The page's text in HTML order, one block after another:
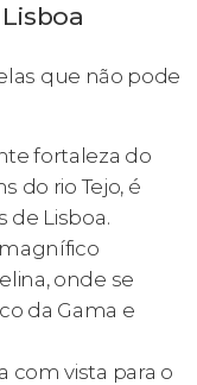
que não pode
fortaleza do
do rio Tejo, é
de Lisboa.
onde se
da Gama e
com vista para o